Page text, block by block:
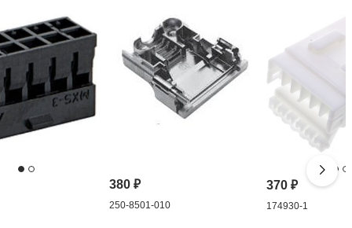
380₽
250-8501-010
370₽
174930-1